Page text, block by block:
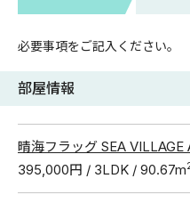
必要事項をご記入ください。
部屋情報
晴海フラッグ SEA
395,000円 / 3LDK / 90.67m